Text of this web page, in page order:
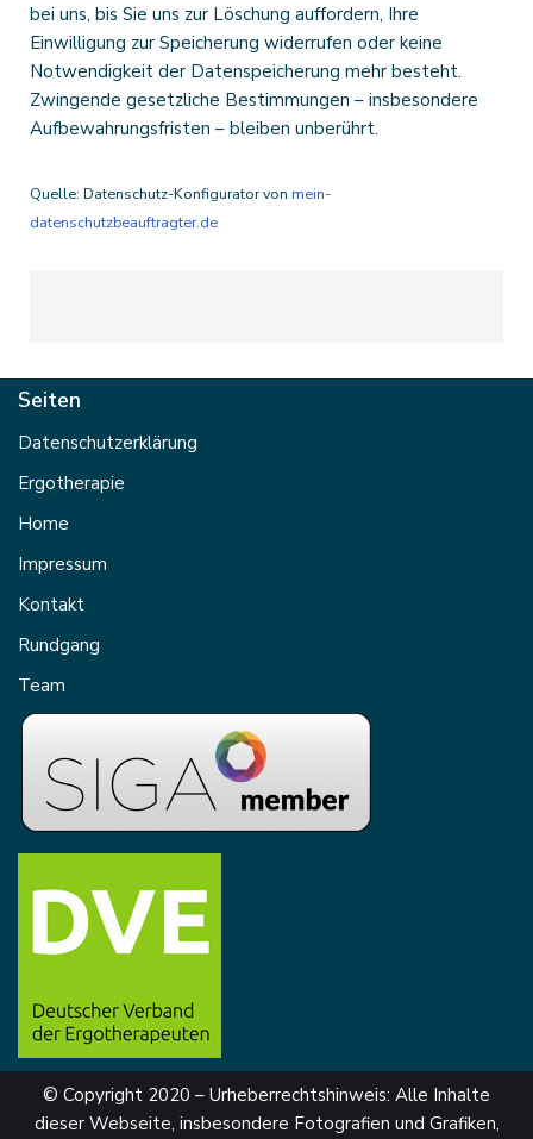
bei uns, bis Sie uns zur Löschung auffordern, Ihre
Einwilligung zur Speicherung widerrufen oder keine
Notwendigkeit der Datenspeicherung mehr besteht.
Zwingende gesetzliche Bestimmungen – insbesondere
Aufbewahrungsfristen – bleiben unberührt.
Quelle: Datenschutz-Konfigurator von mein-
datenschutzbeauftragter.de
Seiten
Datenschutzerklärung
Ergotherapie
Home
Impressum
Kontakt
Rundgang
Team
© Copyright 2020 – Urheberrechtshinweis: Alle Inhalte
dieser Webseite, insbesondere Fotografien und Grafiken,